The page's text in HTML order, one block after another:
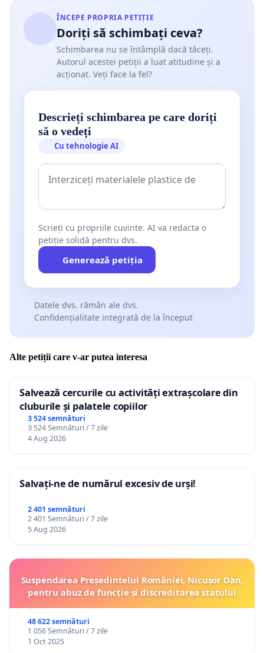
ÎNCEPE PROPRIA PETIȚIE
Doriți să schimbați ceva?
Schimbarea nu se întâmplă dacă tăceți.
Autorul acestei petiții a luat atitudine și a
acționat. Veți face la fel?
Descrieți schimbarea pe care doriți
să o vedeți
Cu tehnologie AI
Scrieți cu propriile cuvinte. AI va redacta o
petiție solidă pentru dvs.
Generează petiția
Datele dvs. rămân ale dvs.
Confidențialitate integrată de la început
Alte petiții care v-ar putea interesa
Salvează cercurile cu activități extrașcolare din
cluburile și palatele copiilor
3 524 semnături
3 524 Semnături / 7 zile
4 Aug 2026
Salvați-ne de numărul excesiv de urși!
2 401 semnături
2 401 Semnături / 7 zile
5 Aug 2026
Suspendarea Președintelui României, Nicușor Dan,
pentru abuz de funcție și discreditarea statului
48 622 semnături
1 056 Semnături / 7 zile
1 Oct 2025